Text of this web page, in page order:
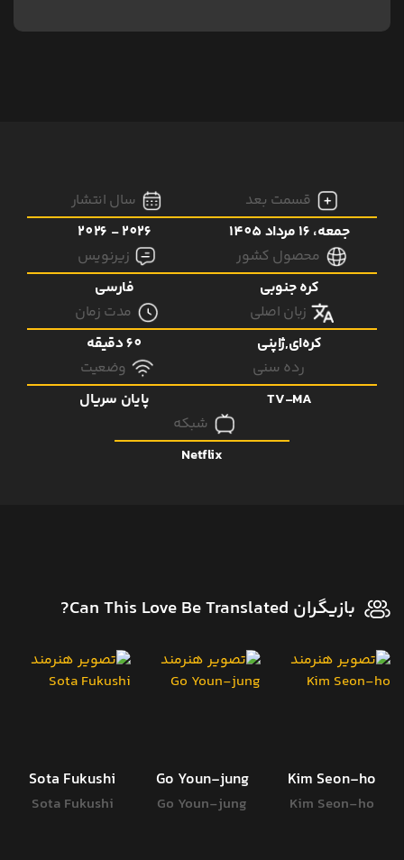
قسمت بعد
جمعه، 16 مرداد 1405
سال انتشار
2026 - 2026
محصول کشور
کره جنوبی
زیرنویس
فارسی
زبان اصلی
کره‌ای,ژاپنی
مدت زمان
60 دقیقه
رده سنی
TV-MA
وضعیت
پایان سریال
شبکه
Netflix
بازیگران Can This Love Be Translated?
Kim Seon-ho
Kim Seon-ho
Go Youn-jung
Go Youn-jung
Sota Fukushi
Sota Fukushi